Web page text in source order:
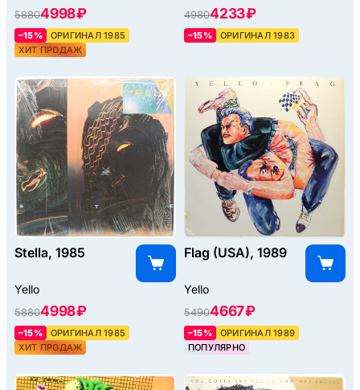
58804998 ₽
–15%
ОРИГИНАЛ 1985
ХИТ ПРОДАЖ
49804233 ₽
–15% ОРИГИНАЛ 1983
Stella, 1985
Yello
58804998 ₽
–15%
ОРИГИНАЛ 1985
ХИТ ПРОДАЖ
Flag (USA), 1989
Yello
54904667 ₽
–15%
ОРИГИНАЛ 1989
ПОПУЛЯРНО